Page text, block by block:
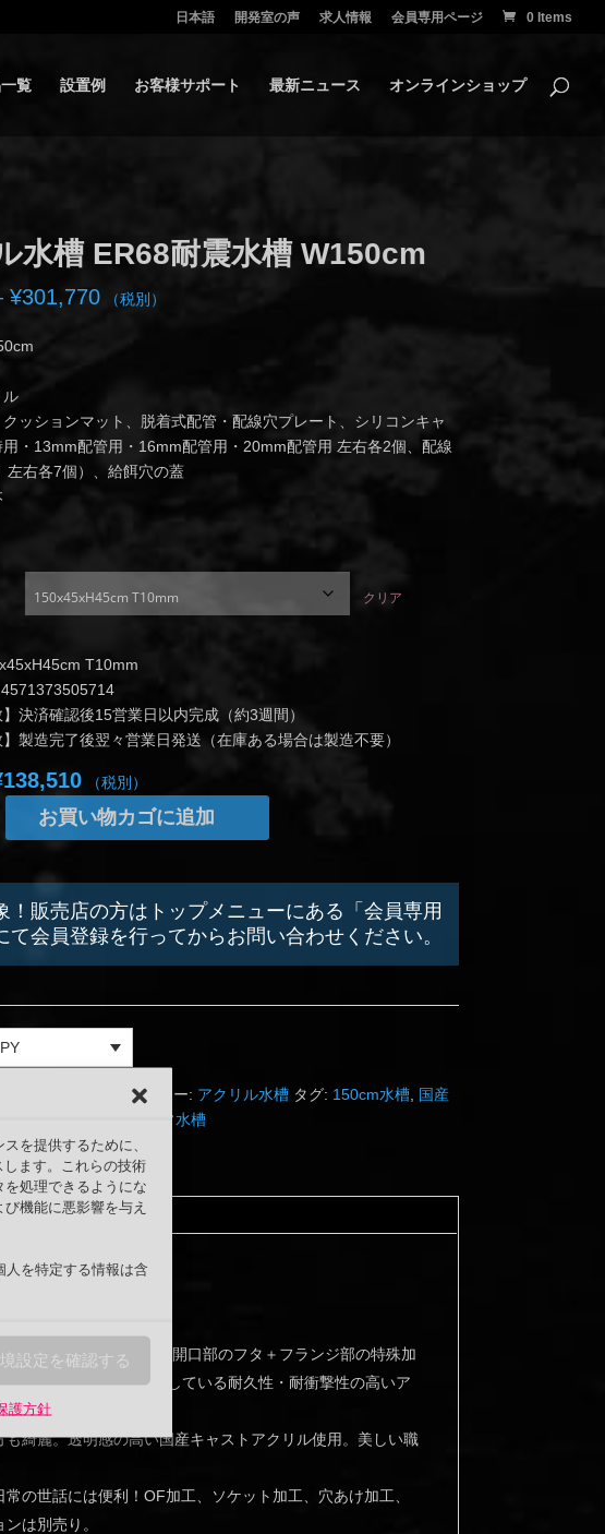
を提供するために、
ます。これらの技術
処理できるようにな
機能に悪影響を与え
を特定する情報は含
設定を確認する
護方針
日本語 開発室の声 求人情報 会員専用ページ 0 Items
覧 設置例 お客様サポート 最新ニュース オンラインショップ
水槽 ER68耐震水槽 W150cm
¥301,770価
¥301,770
（税別）
ル
クッションマット、脱着式配管・配線穴プレート、シリコンキャ
用・13mm配管用・16mm配管用・20mm配管用 左右各2個、配線
左右各7個）、給餌穴の蓋
クリア
T10mm
4571373505714
】決済確認後15営業日以内完成（約3週間）
】製造完了後翌々営業日発送（在庫ある場合は製造不要）
138,510現
の
格
は
¥138,510
（税別）
お買い物カゴに追加
！販売店の方はトップメニューにある「会員専用
て会員登録を行ってからお問い合わせください。
カテゴリー: アクリル水槽 タグ: 150cm水槽,
国産
通常水槽
する穴プレート付き。開口部のフタ＋フランジ部の特殊加
願済み。水族館も利用している耐久性・耐衝撃性の高いア
綺麗。透明感の高い国産キャストアクリル使用。美しい職
の世話には便利！OF加工、ソケット加工、穴あけ加工、
は別売り。